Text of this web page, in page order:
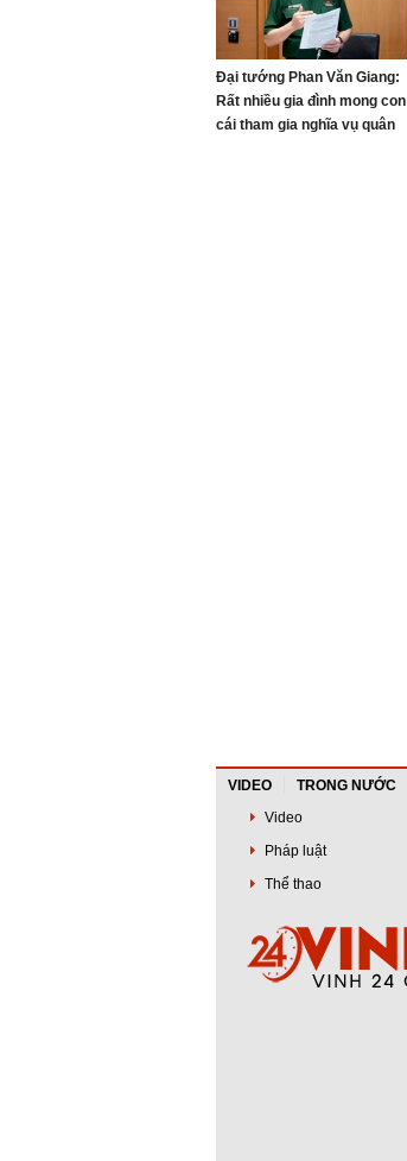
Đại tướng Phan Văn Giang:
Rất nhiều gia đình mong con
cái tham gia nghĩa vụ quân
VIDEO TRONG NƯỚC
Video
Pháp luật
Thể thao